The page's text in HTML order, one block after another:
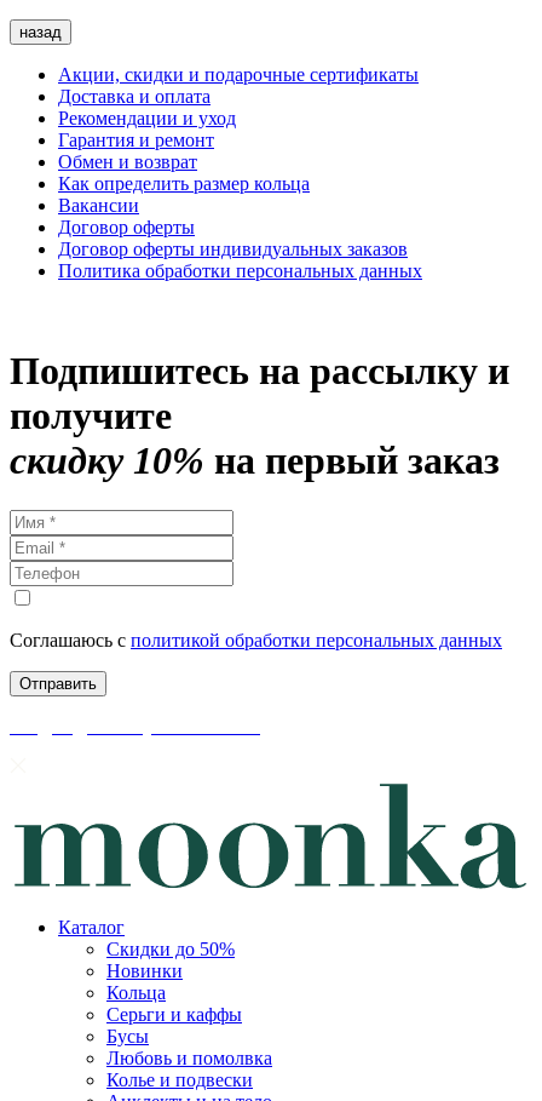
назад
Акции, скидки и подарочные сертификаты
Доставка и оплата
Рекомендации и уход
Гарантия и ремонт
Обмен и возврат
Как определить размер кольца
Вакансии
Договор оферты
Договор оферты индивидуальных заказов
Политика обработки персональных данных
Подпишитесь на рассылку и
получите
скидку 10% на первый заказ
Соглашаюсь с политикой обработки персональных данных
Каталог
Скидки до 50%
Новинки
Кольца
Серьги и каффы
Бусы
Любовь и помолвка
Колье и подвески